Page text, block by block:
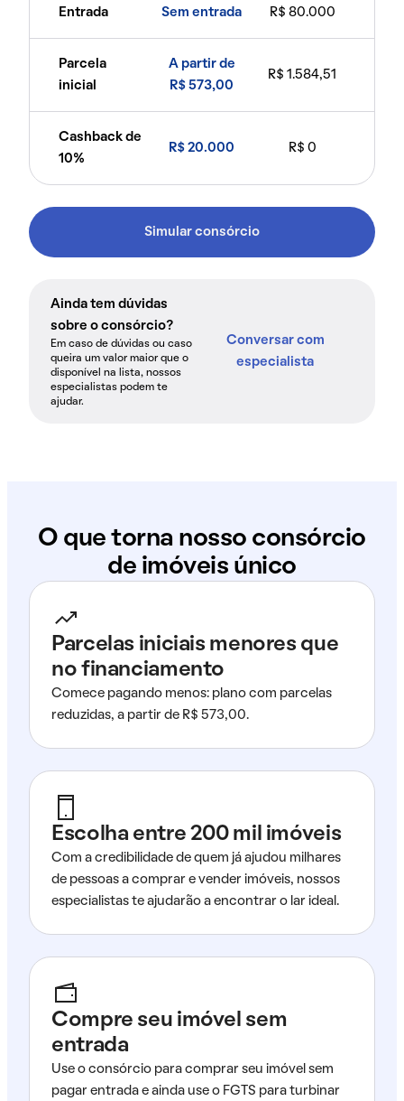
Entrada Sem entrada R$ 80.000
Parcela
inicial
A partir de
R$ 573,00
R$ 1.584,51
Cashback de
10%
R$ 20.000 R$ 0
Simular consórcio
Ainda tem dúvidas
sobre o consórcio?
Em caso de dúvidas ou caso
queira um valor maior que o
disponível na lista, nossos
especialistas podem te
ajudar.
Conversar com
especialista
O que torna nosso consórcio
de imóveis único
Parcelas iniciais menores que
no financiamento
Comece pagando menos: plano com parcelas
reduzidas, a partir de R$ 573,00.
Escolha entre 200 mil imóveis
Com a credibilidade de quem já ajudou milhares
de pessoas a comprar e vender imóveis, nossos
especialistas te ajudarão a encontrar o lar ideal.
Compre seu imóvel sem
entrada
Use o consórcio para comprar seu imóvel sem
pagar entrada e ainda use o FGTS para turbinar